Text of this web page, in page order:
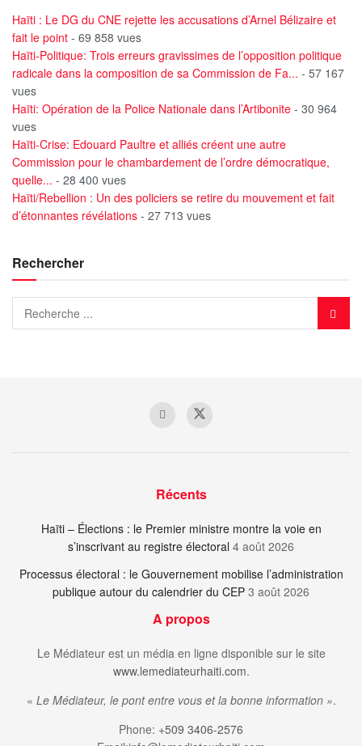
Haïti : Le DG du CNE rejette les accusations d’Arnel Bélizaire et
fait le point - 69 858 vues
Haïti-Politique: Trois erreurs gravissimes de l’opposition politique
radicale dans la composition de sa Commission de Fa... - 57 167
vues
Haïti: Opération de la Police Nationale dans l’Artibonite - 30 964
vues
Haïti-Crise: Edouard Paultre et alliés créent une autre
Commission pour le chambardement de l’ordre démocratique,
quelle... - 28 400 vues
Haïti/Rebellion : Un des policiers se retire du mouvement et fait
d’étonnantes révélations - 27 713 vues
Rechercher
Récents
Haïti – Élections : le Premier ministre montre la voie en
s’inscrivant au registre électoral 4 août 2026
Processus électoral : le Gouvernement mobilise l’administration
publique autour du calendrier du CEP 3 août 2026
A propos
Le Médiateur est un média en ligne disponible sur le site
www.lemediateurhaiti.com.
« Le Médiateur, le pont entre vous et la bonne information ».
Phone: +509 3406-2576